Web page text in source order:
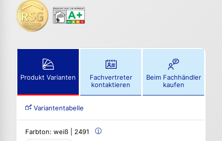
Produkt Varianten
Fachvertreter
kontaktieren
Beim Fachhändler
kaufen
Variantentabelle
Farbton: weiß | 2491